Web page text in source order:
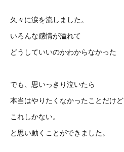
久々に涙を流しました。
いろんな感情が溢れて
どうしていいのかわからなかった
でも、思いっきり泣いたら
本当はやりたくなかったことだけど
これしかない。
と思い動くことができました。